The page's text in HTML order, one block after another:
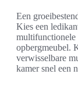
Een
Kies een
multifunctionele
opbergmeubel.
verwisselbare
kamer snel een